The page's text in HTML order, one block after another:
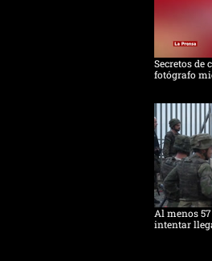
Secretos de
fotógrafo
Al menos
intentar